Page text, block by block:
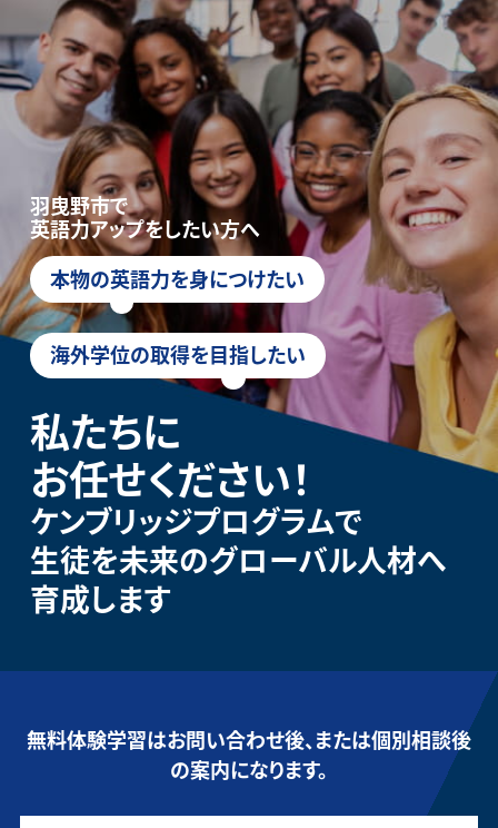
羽曳野市で
英語力アップをしたい方へ
本物の英語力を身につけたい
海外学位の取得を目指したい
私たちに
お任せください！
ケンブリッジプログラムで
生徒を未来のグローバル人材へ
育成します
無料体験学習はお問い合わせ後、または個別相談後
の案内になります。